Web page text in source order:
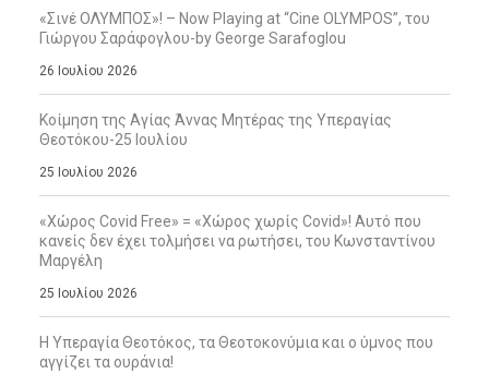
«Σινέ ΟΛΥΜΠΟΣ»! – Now Playing at “Cine OLYMPOS”, του
Γιώργου Σαράφογλου-by George Sarafoglou
26 Ιουλίου 2026
Κοίμηση της Αγίας Άννας Μητέρας της Υπεραγίας
Θεοτόκου-25 Ιουλίου
25 Ιουλίου 2026
«Χώρος Covid Free» = «Χώρος χωρίς Covid»! Αυτό που
κανείς δεν έχει τολμήσει να ρωτήσει, του Κωνσταντίνου
Μαργέλη
25 Ιουλίου 2026
Η Υπεραγία Θεοτόκος, τα Θεοτοκονύμια και ο ύμνος που
αγγίζει τα ουράνια!